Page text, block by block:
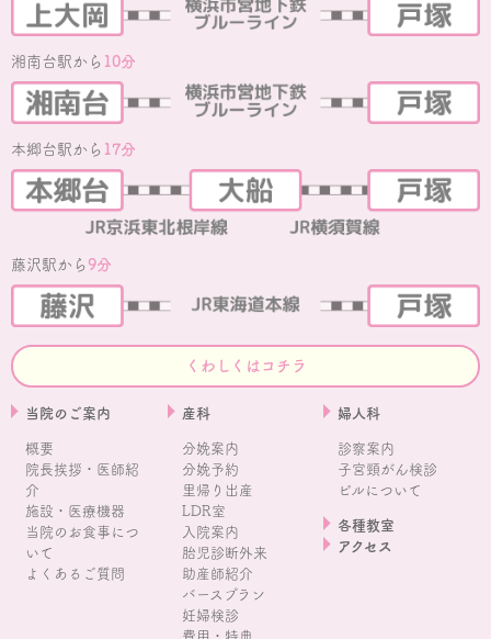
湘南台駅から 10分
本郷台駅から 17分
藤沢駅から9分
くわしくはコチラ
当院のご案内
概要
院長挨拶・医師紹
介
施設・医療機器
当院のお食事につ
いて
よくあるご質問
産科
分娩案内
分娩予約
里帰り出産
LDR室
入院案内
胎児診断外来
助産師紹介
バースプラン
妊婦検診
費用・特典
婦人科
診察案内
子宮頸がん検診
ピルについて
各種教室
アクセス